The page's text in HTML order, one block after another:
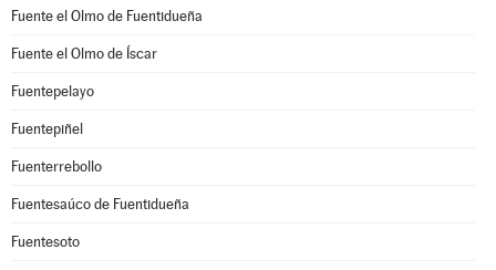
Fuente el Olmo de Fuentidueña
Fuente el Olmo de Íscar
Fuentepelayo
Fuentepiñel
Fuenterrebollo
Fuentesaúco de Fuentidueña
Fuentesoto